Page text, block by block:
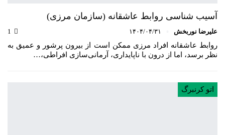
آسیب شناسی روابط عاشقانه (سازمان مرزی)
علیرضا نوربخش ۱۴۰۴/۰۴/۳۱
روابط عاشقانه افراد مرزی ممکن است از بیرون پرشور و عمیق به
نظر برسد، اما از درون با ناپایداری، آرمانی‌سازی افراطی،…
اتو کرنبرگ